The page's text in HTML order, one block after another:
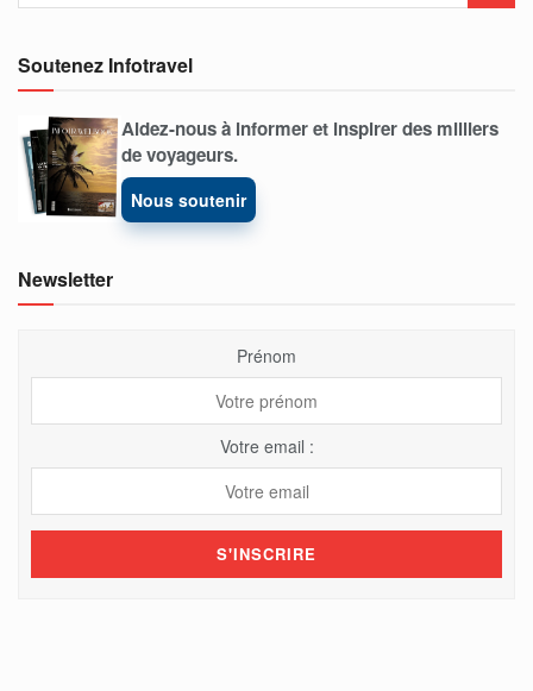
Soutenez Infotravel
Aidez-nous à informer et inspirer des milliers
de voyageurs.
Nous soutenir
Newsletter
Prénom
Votre email :